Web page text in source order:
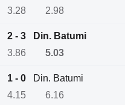
3.28 2.98
2 - 3
Din. Batumi
3.86 5.03
1 - 0
Din. Batumi
4.15 6.16